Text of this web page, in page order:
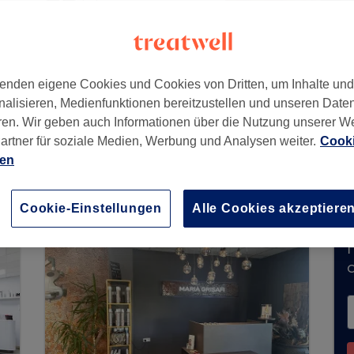
, Rodenbach, Germany
derzeit keine Buchungen über Treatwell
Salons in Ihrer Nähe zu finden.
eigene Cookies und Cookies von Dritten, um Inhalte
Medienfunktionen bereitzustellen und unseren
Wir geben auch Informationen über die Nutzung unserer
für soziale Medien, Werbung und Analysen weiter.
Cookie-Einstellungen Alle Cookies